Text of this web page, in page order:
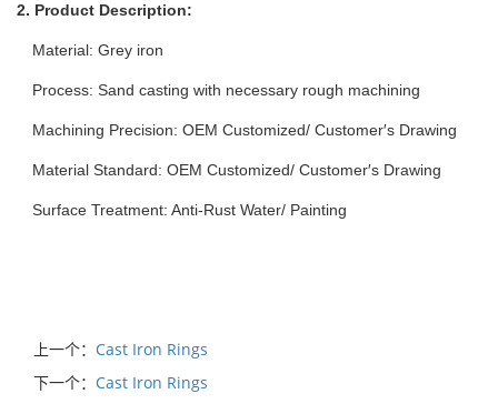
2. Product Description:
Material: Grey iron
Process: Sand casting with necessary rough machining
Machining Precision: OEM Customized/ Customer′s Drawing
Material Standard: OEM Customized/ Customer′s Drawing
Surface Treatment: Anti-Rust Water/ Painting
上一个： Cast Iron Rings
下一个： Cast Iron Rings